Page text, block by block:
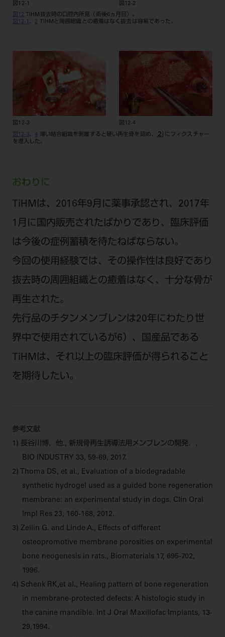
図12-1
図12-2
図12 TiHM抜去時の口腔内所見（術後6ヵ月目）。
図12-1 、 2 TiHMと周囲組織との癒着はなく抜去は容易であった。
図12-3 図12-4
図12-3、 4 薄い結合組織を剥離すると硬い再生骨を認め、
にフィクスチャー
を埋入した。
おわりに
TiHMは、2016年9月に薬事承認され、2017年
1月に国内販売されたばかりであり、臨床評価
は今後の症例蓄積を待たねばならない。
今回の使用経験では、その操作性は良好であり
抜去時の周囲組織との癒着はなく、十分な骨が
再生された。
先行品のチタンメンブレンは20年にわたり世
界中で使用されているが6）、国産品である
TiHMは、それ以上の臨床評価が得られること
を期待したい。
参考文献
1) 長谷川博，他., 新規骨再生誘導法用メンブレンの開発．，
BIO INDUSTRY 33, 59-69, 2017.
2) Thoma DS, et al., Evaluation of a biodegradable
synthetic hydrogel used as a guided bone regeneration
membrane: an experimental study in dogs. Clin Oral
Impl Res 23, 160-168, 2012.
3) Zellin G. and Linde A., Effects of different
osteopromotive membrane porosities on experimental
bone neogenesis in rats., Biomaterials 17, 695-702,
1996.
4) Schenk RK,et al., Healing pattern of bone regeneration
in membrane-protected defects: A histologic study in
the canine mandible. Int J Oral Maxillofac Implants, 13-
29,1994.